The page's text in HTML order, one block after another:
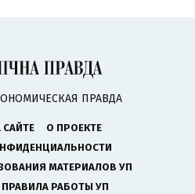
ПРАВДА
О ПРОЕКТЕ
МАТЕРИАЛОВ УП
РАБОТЫ УП